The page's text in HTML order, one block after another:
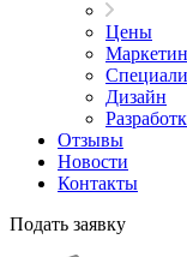
Цены
Дизайн
Отзывы
Новости
Контакты
Подать заявку